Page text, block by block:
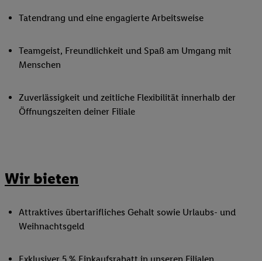
Tatendrang und eine engagierte Arbeitsweise
Teamgeist, Freundlichkeit und Spaß am Umgang mit
Menschen
Zuverlässigkeit und zeitliche Flexibilität innerhalb der
Öffnungszeiten deiner Filiale
Wir bieten
Attraktives übertarifliches Gehalt sowie Urlaubs- und
Weihnachtsgeld
Exklusiver 5 % Einkaufsrabatt in unseren Filialen